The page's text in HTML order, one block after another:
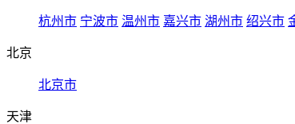
杭州市 宁波市 温州市 嘉兴市 湖州市 绍兴市
北京
北京市
天津